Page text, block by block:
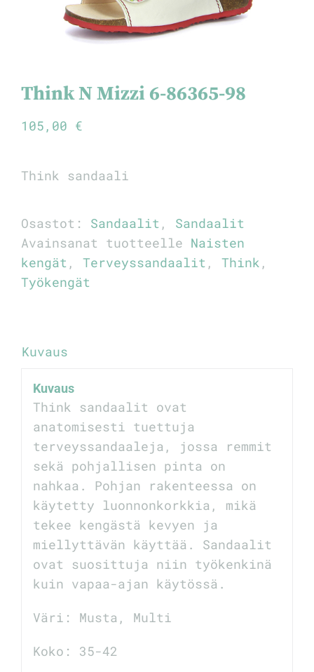
Think N Mizzi 6-86365-98
105,00 €
Think sandaali
Osastot: Sandaalit , Sandaalit
Avainsanat tuotteelle Naisten
kengät , Terveyssandaalit , Think ,
Työkengät
Kuvaus
Kuvaus
Think sandaalit ovat
anatomisesti tuettuja
terveyssandaaleja, jossa remmit
sekä pohjallisen pinta on
nahkaa. Pohjan rakenteessa on
käytetty luonnonkorkkia, mikä
tekee kengästä kevyen ja
miellyttävän käyttää. Sandaalit
ovat suosittuja niin työkenkinä
kuin vapaa-ajan käytössä.
Väri: Musta, Multi
Koko: 35-42